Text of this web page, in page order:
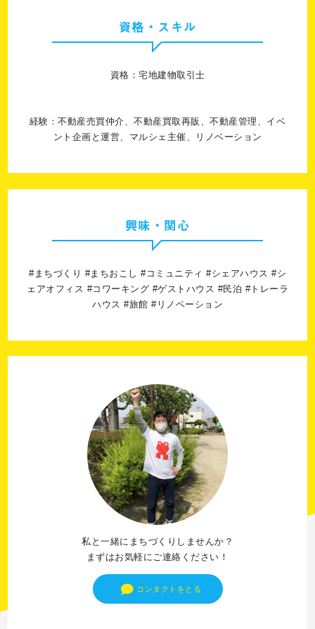
資格・スキル
資格：宅地建物取引士
経験：不動産売買仲介、不動産買取再販、不動産管理、イベ
ント企画と運営、マルシェ主催、リノベーション
興味・関心
#まちづくり #まちおこし #コミュニティ #シェアハウス #シ
ェアオフィス #コワーキング #ゲストハウス #民泊 #トレーラ
ハウス #旅館 #リノベーション
私と一緒にまちづくりしませんか？
まずはお気軽にご連絡ください！
コンタクトをとる